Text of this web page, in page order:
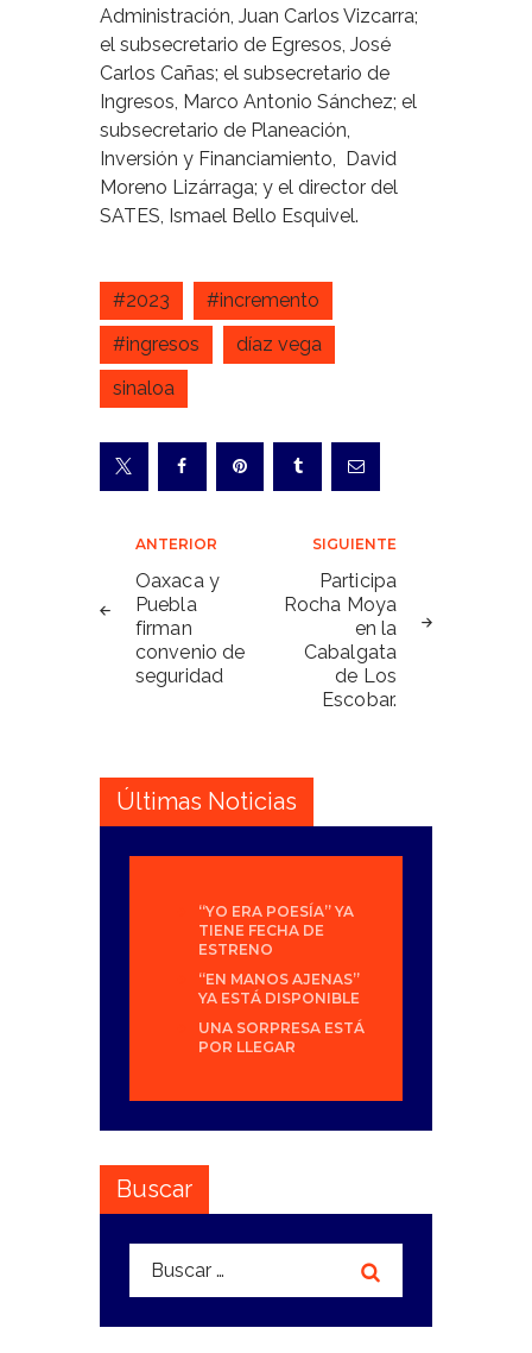
Administración, Juan Carlos Vizcarra;
el subsecretario de Egresos, José
Carlos Cañas; el subsecretario de
Ingresos, Marco Antonio Sánchez; el
subsecretario de Planeación,
Inversión y Financiamiento, David
Moreno Lizárraga; y el director del
SATES, Ismael Bello Esquivel.
#2023
#incremento
#ingresos
díaz vega
sinaloa
Navegación
de
entradas
ANTERIOR
Oaxaca y
Puebla
firman
convenio de
seguridad
SIGUIENTE
Participa
Rocha Moya
en la
Cabalgata
de Los
Escobar.
Últimas Noticias
“YO ERA POESÍA” YA
TIENE FECHA DE
ESTRENO
“EN MANOS AJENAS”
YA ESTÁ DISPONIBLE
UNA SORPRESA ESTÁ
POR LLEGAR
Buscar
Buscar: